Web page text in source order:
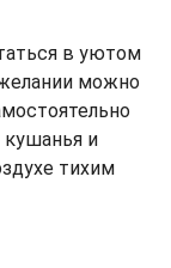
в уютом
можно
кушанья и
тихим